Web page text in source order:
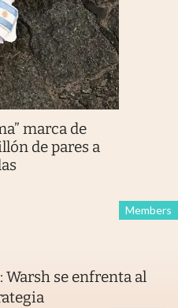
marca de
de pares a
Members
Warsh se enfrenta al